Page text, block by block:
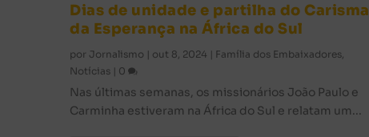
Dias de unidade e partilha do Carisma
da Esperança na África do Sul
por Jornalismo | out 8, 2024 | Família dos Embaixadores
Notícias | 0
Nas últimas semanas, os missionários João Paulo e
Carminha estiveram na África do Sul e relatam um...